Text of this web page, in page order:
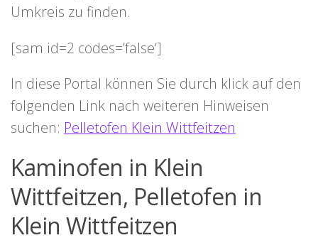
Umkreis zu finden.
[sam id=2 codes=’false‘]
In diese Portal können Sie durch klick auf den
folgenden Link nach weiteren Hinweisen
suchen: Pelletofen Klein Wittfeitzen
Kaminofen in Klein
Wittfeitzen, Pelletofen in
Klein Wittfeitzen